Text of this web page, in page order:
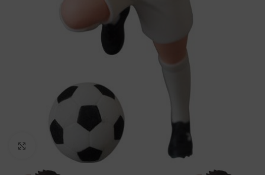
Clic para ampliar